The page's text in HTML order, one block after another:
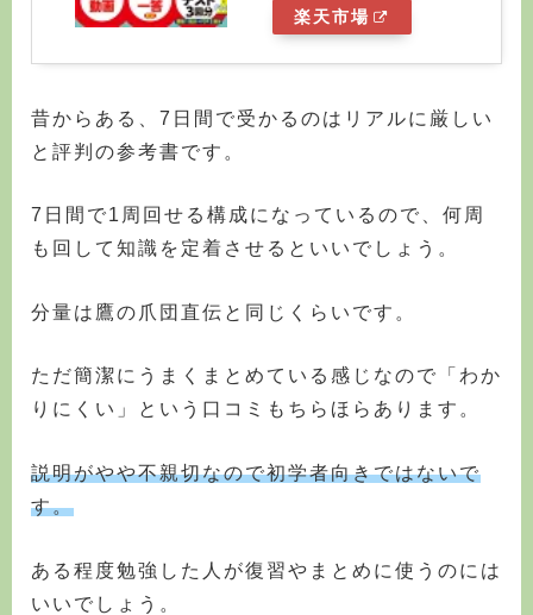
楽天市場
昔からある、7日間で受かるのはリアルに厳しい
と評判の参考書です。
7日間で1周回せる構成になっているので、何周
も回して知識を定着させるといいでしょう。
分量は鷹の爪団直伝と同じくらいです。
ただ簡潔にうまくまとめている感じなので「わか
りにくい」という口コミもちらほらあります。
説明がやや不親切なので初学者向きではないで
す。
ある程度勉強した人が復習やまとめに使うのには
いいでしょう。